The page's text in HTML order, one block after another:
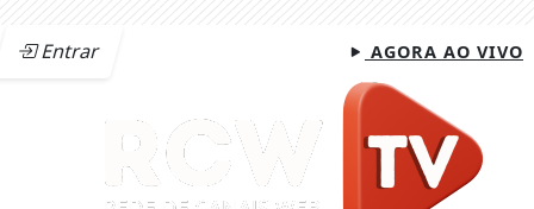
Entrar AGORA AO VIVO